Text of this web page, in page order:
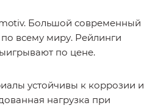
Большой современный
по всему миру. Рейлинги
по цене.
устойчивы к коррозии и
нагрузка при